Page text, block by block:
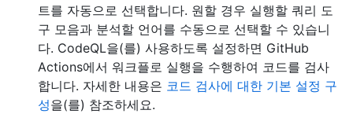
트를 자동으로 선택합니다. 원할 경우 실행할 쿼리 도
구 모음과 분석할 언어를 수동으로 선택할 수 있습니
다. CodeQL을(를) 사용하도록 설정하면 GitHub
Actions에서 워크플로 실행을 수행하여 코드를 검사
합니다. 자세한 내용은 코드 검사에 대한 기본 설정 구
성을(를) 참조하세요.